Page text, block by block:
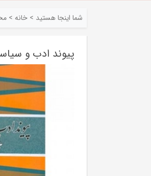
شما اینجا هستید > خانه >
پیوند ادب و